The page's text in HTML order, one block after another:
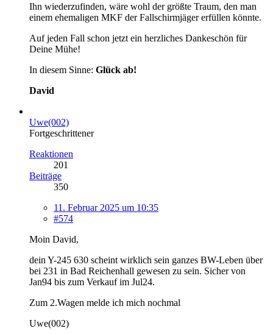
Ihn wiederzufinden, wäre wohl der größte Traum, den man
einem ehemaligen MKF der Fallschirmjäger erfüllen könnte.
Auf jeden Fall schon jetzt ein herzliches Dankeschön für
Deine Mühe!
In diesem Sinne: Glück ab!
David
Uwe(002)
Fortgeschrittener
Reaktionen
201
Beiträge
350
11. Februar 2025 um 10:35
#574
Moin David,
dein Y-245 630 scheint wirklich sein ganzes BW-Leben über
bei 231 in Bad Reichenhall gewesen zu sein. Sicher von
Jan94 bis zum Verkauf im Jul24.
Zum 2.Wagen melde ich mich nochmal
Uwe(002)